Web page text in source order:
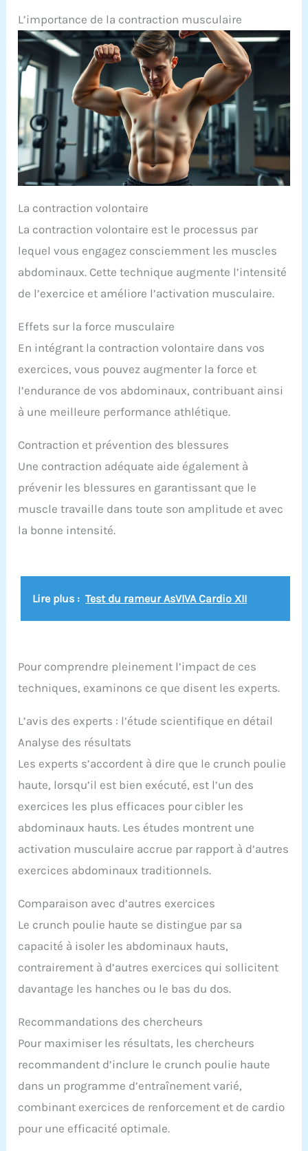
L’importance de la contraction musculaire
La contraction volontaire
La contraction volontaire est le processus par
lequel vous engagez consciemment les muscles
abdominaux. Cette technique augmente l’intensité
de l’exercice et améliore l’activation musculaire.
Effets sur la force musculaire
En intégrant la contraction volontaire dans vos
exercices, vous pouvez augmenter la force et
l’endurance de vos abdominaux, contribuant ainsi
à une meilleure performance athlétique.
Contraction et prévention des blessures
Une contraction adéquate aide également à
prévenir les blessures en garantissant que le
muscle travaille dans toute son amplitude et avec
la bonne intensité.
Lire plus : Test du rameur AsVIVA Cardio XII
Pour comprendre pleinement l’impact de ces
techniques, examinons ce que disent les experts.
L’avis des experts : l’étude scientifique en détail
Analyse des résultats
Les experts s’accordent à dire que le crunch poulie
haute, lorsqu’il est bien exécuté, est l’un des
exercices les plus efficaces pour cibler les
abdominaux hauts. Les études montrent une
activation musculaire accrue par rapport à d’autres
exercices abdominaux traditionnels.
Comparaison avec d’autres exercices
Le crunch poulie haute se distingue par sa
capacité à isoler les abdominaux hauts,
contrairement à d’autres exercices qui sollicitent
davantage les hanches ou le bas du dos.
Recommandations des chercheurs
Pour maximiser les résultats, les chercheurs
recommandent d’inclure le crunch poulie haute
dans un programme d’entraînement varié,
combinant exercices de renforcement et de cardio
pour une efficacité optimale.